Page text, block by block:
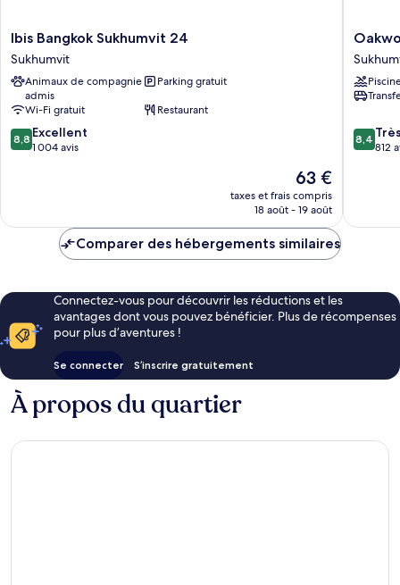
Ibis
Bangkok
Sukhumvit
24
Sukhumvit
Ibis Bangkok Sukhumvit 24
Sukhumvit
Animaux de compagnie
admis
Parking gratuit
Wi-Fi gratuit
Restaurant
8.8
sur
8,8 Excellent
1 004 avis
Le
nouveau
prix
de
63 €
taxes et frais compris
18 août - 19 août
24
8.4
sur
8,4
812
Comparer des hébergements similaires
Connectez-vous pour découvrir les réductions et les
avantages dont vous pouvez bénéficier. Plus de récompenses
pour plus d’aventures !
Se connecter S’inscrire gratuitement
À propos du quartier